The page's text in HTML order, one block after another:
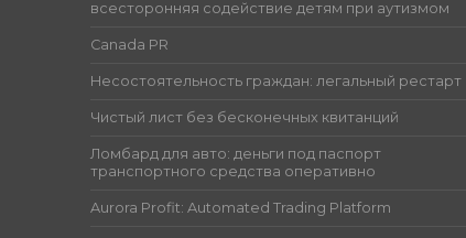
всесторонняя содействие детям при аутизмом
Canada PR
Несостоятельность граждан: легальный рестарт
Чистый лист без бесконечных квитанций
Ломбард для авто: деньги под паспорт
транспортного средства оперативно
Aurora Profit: Automated Trading Platform